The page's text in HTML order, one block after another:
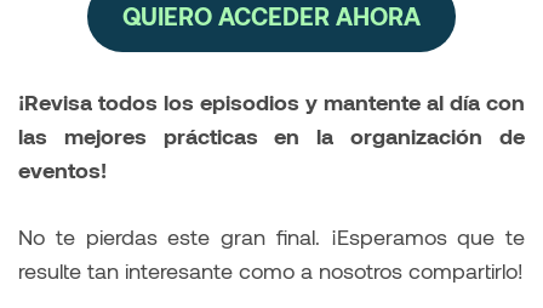
QUIERO ACCEDER AHORA
¡Revisa todos los episodios y mantente al día con
las mejores prácticas en la organización de
eventos!
No te pierdas este gran final. ¡Esperamos que te
resulte tan interesante como a nosotros compartirlo!